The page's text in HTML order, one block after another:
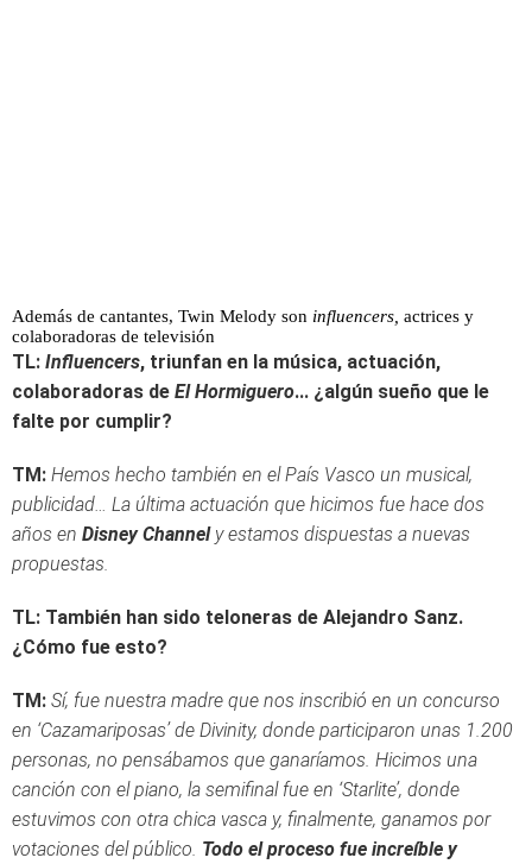
Además de cantantes, Twin Melody son influencers, actrices y
colaboradoras de televisión
TL: Influencers, triunfan en la música, actuación,
colaboradoras de El Hormiguero... ¿algún sueño que le
falte por cumplir?
TM: Hemos hecho también en el País Vasco un musical,
publicidad… La última actuación que hicimos fue hace dos
años en Disney Channely estamos dispuestas a nuevas
propuestas.
TL: También han sido teloneras de Alejandro Sanz.
¿Cómo fue esto?
TM: Sí, fue nuestra madre que nos inscribió en un concurso
en ‘Cazamariposas’ de Divinity, donde participaron unas 1.200
personas, no pensábamos que ganaríamos. Hicimos una
canción con el piano, la semifinal fue en ‘Starlite’, donde
estuvimos con otra chica vasca y, finalmente, ganamos por
votaciones del público. Todo el proceso fue increíble y